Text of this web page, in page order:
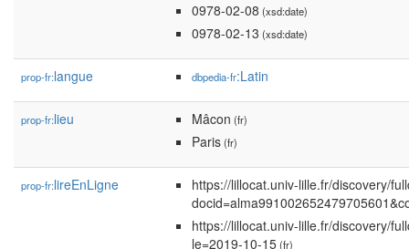
0978-02-08 (xsd:date)
0978-02-13 (xsd:date)
prop-fr:langue dbpedia-fr:Latin
prop-fr:lieu Mâcon (fr)
Paris(fr)
prop-fr:lireEnLigne
https://lillocat.univ-lille.fr/discovery/
https://lillocat.univ-lille.fr/discovery/
le=2019-10-15(fr)